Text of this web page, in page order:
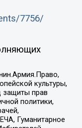
7756/
культуры,
защиты прав
политики,
Гуманитарное